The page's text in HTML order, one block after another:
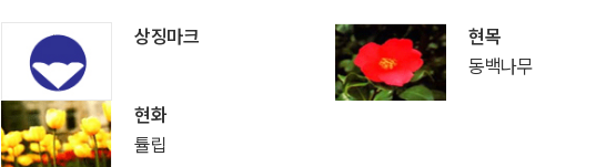
상징마크
현목
동백나무
현화
튤립